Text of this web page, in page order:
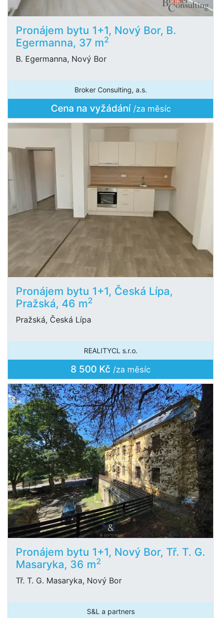
Pronájem bytu 1+1, Nový Bor, B.
Egermanna, 37 m2
B. Egermanna, Nový Bor
Broker Consulting, a.s.
Cena na vyžádání /za měsíc
Pronájem bytu 1+1, Česká Lípa,
Pražská, 46 m2
Pražská, Česká Lípa
REALITYCL s.r.o.
8 500 Kč /za měsíc
Pronájem bytu 1+1, Nový Bor, Tř. T. G.
Masaryka, 36 m2
Tř. T. G. Masaryka, Nový Bor
S&L a partners